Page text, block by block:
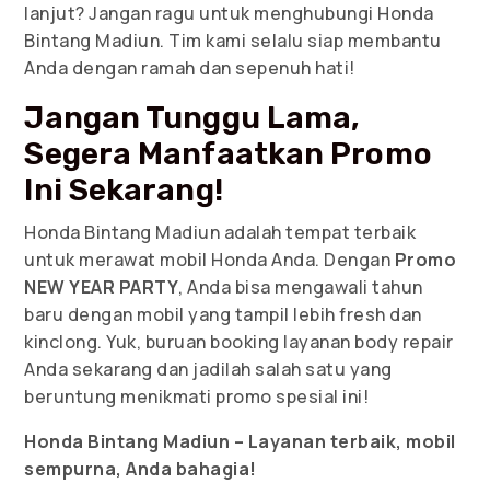
lanjut? Jangan ragu untuk menghubungi Honda
Bintang Madiun. Tim kami selalu siap membantu
Anda dengan ramah dan sepenuh hati!
Jangan Tunggu Lama,
Segera Manfaatkan Promo
Ini Sekarang!
Honda Bintang Madiun adalah tempat terbaik
untuk merawat mobil Honda Anda. Dengan Promo
NEW YEAR PARTY, Anda bisa mengawali tahun
baru dengan mobil yang tampil lebih fresh dan
kinclong. Yuk, buruan booking layanan body repair
Anda sekarang dan jadilah salah satu yang
beruntung menikmati promo spesial ini!
Honda Bintang Madiun – Layanan terbaik, mobil
sempurna, Anda bahagia!